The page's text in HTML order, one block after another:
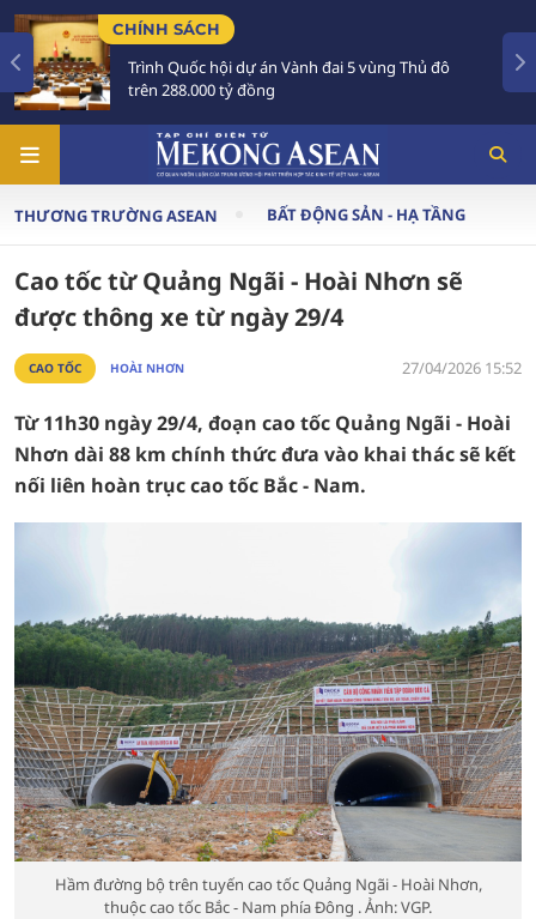
CHÍNH SÁCH
Trình Quốc hội dự án Vành đai 5 vùng Thủ đô
trên 288.000 tỷ đồng
THƯƠNG TRƯỜNG ASEAN BẤT ĐỘNG SẢN - HẠ TẦNG
Cao tốc từ Quảng Ngãi - Hoài Nhơn sẽ
được thông xe từ ngày 29/4
CAO TỐC HOÀI NHƠN 27/04/2026 15:52
Từ 11h30 ngày 29/4, đoạn cao tốc Quảng Ngãi - Hoài
Nhơn dài 88 km chính thức đưa vào khai thác sẽ kết
nối liên hoàn trục cao tốc Bắc - Nam.
Hầm đường bộ trên tuyến cao tốc Quảng Ngãi - Hoài Nhơn,
thuộc cao tốc Bắc - Nam phía Đông . Ảnh: VGP.